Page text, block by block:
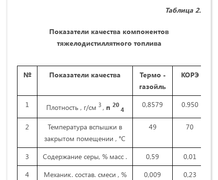
Таблица 2.
Показатели качества компонентов
тяжелодистиллятного топлива
№ Показатели качества
Термо ­
газойль
КОРЭ
1 Плотность , г/см 3, п 20
4
0,8579 0.950
2
Температура вспышки в
закрытом помещении , °С
49 70
3 Содержание серы, % масс . 0,59 0,01
4
Механик. состав. смеси , %
0,009 0,23